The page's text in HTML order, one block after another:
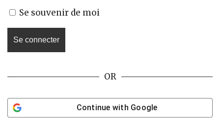
Se souvenir de moi
OR
Continue with Google